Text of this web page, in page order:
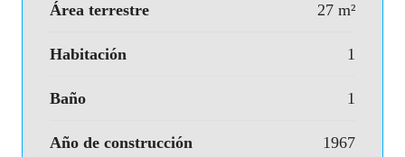
Área terrestre 27 m²
Habitación 1
Baño 1
Año de construcción 1967